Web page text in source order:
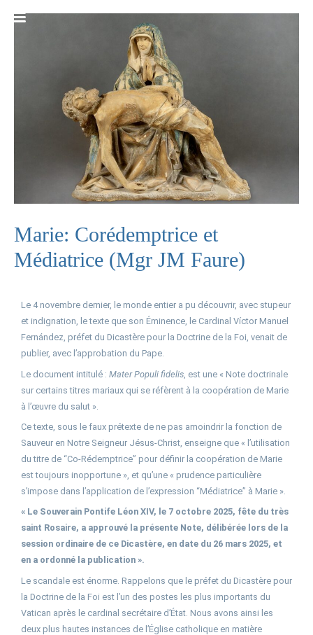
Marie: Corédemptrice et
Médiatrice (Mgr JM Faure)
Le 4 novembre dernier, le monde entier a pu découvrir, avec stupeur
et indignation, le texte que son Éminence, le Cardinal Víctor Manuel
Fernández, préfet du Dicastère pour la Doctrine de la Foi, venait de
publier, avec l’approbation du Pape.
Le document intitulé : Mater Populi fidelis , est une « Note doctrinale
sur certains titres mariaux qui se réfèrent à la coopération de Marie
à l’œuvre du salut ».
Ce texte, sous le faux prétexte de ne pas amoindrir la fonction de
Sauveur en Notre Seigneur Jésus-Christ, enseigne que « l’utilisation
du titre de “Co-Rédemptrice” pour définir la coopération de Marie
est toujours inopportune », et qu’une « prudence particulière
s’impose dans l’application de l’expression “Médiatrice” à Marie ».
« Le Souverain Pontife Léon XIV, le 7 octobre 2025, fête du très
saint Rosaire, a approuvé la présente Note, délibérée lors de la
session ordinaire de ce Dicastère, en date du 26 mars 2025, et
en a ordonné la publication ».
Le scandale est énorme. Rappelons que le préfet du Dicastère pour
la Doctrine de la Foi est l’un des postes les plus importants du
Vatican après le cardinal secrétaire d’État. Nous avons ainsi les
deux plus hautes instances de l’Église catholique en matière